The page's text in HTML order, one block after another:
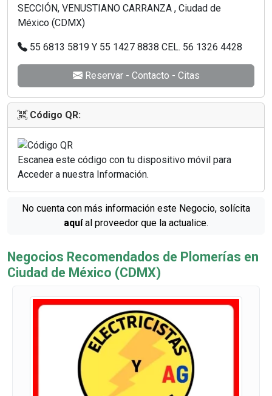
SECCIÓN, VENUSTIANO CARRANZA , Ciudad de
México (CDMX)
55 6813 5819 Y 55 1427 8838 CEL. 56 1326 4428
Reservar - Contacto - Citas
Código QR:
Escanea este código con tu dispositivo móvil para
Acceder a nuestra Información.
No cuenta con más información este Negocio, solícita
aquíal proveedor que la actualice.
Negocios Recomendados de Plomerías en
Ciudad de México (CDMX)